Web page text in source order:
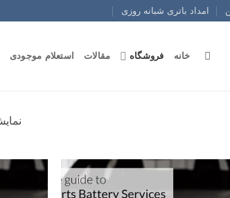
امداد باتری شبانه روزی
خانه فروشگاه مقالات استعلام موجودی
نمایش 1–12 از